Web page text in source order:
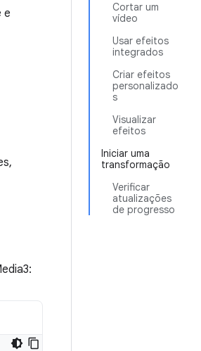
Cortar um
vídeo
Usar efeitos
integrados
Criar efeitos
personalizado
s
Visualizar
efeitos
Iniciar uma
transformação
Verificar
atualizações
de progresso
e